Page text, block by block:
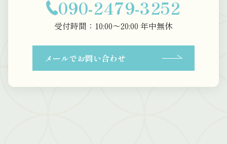
090-2479-3252
受付時間：10:00〜20:00 年中無休
メールでお問い合わせ